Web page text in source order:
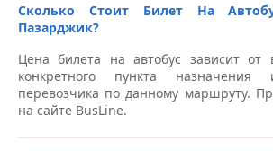
Сколько Стоит Билет На
Пазарджик?
Цена билета на автобус зависит от
конкретного пункта
перевозчика по данному маршруту.
на сайте BusLine.